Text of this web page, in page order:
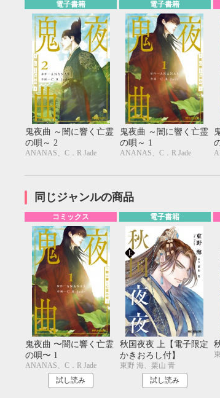
電子書籍
鬼夜曲 ～闇に響く亡霊
の唄～ 2
ANANAS、C．R Jade
電子書籍
鬼夜曲 ～闇に響く亡霊
の唄～ 1
ANANAS、C．R Jade
同じジャンルの商品
コミックス
鬼夜曲 〜闇に響く亡霊
の唄〜 1
ANANAS、C．R Jade
試し読み
電子書籍
秋国夜夜 上【電子限定
かきおろし付】
東野 海、栗山 青
試し読み
9月
1 2 3
14 15 16 17 18
19
22 23 24 25
26
29 30
11
18
25